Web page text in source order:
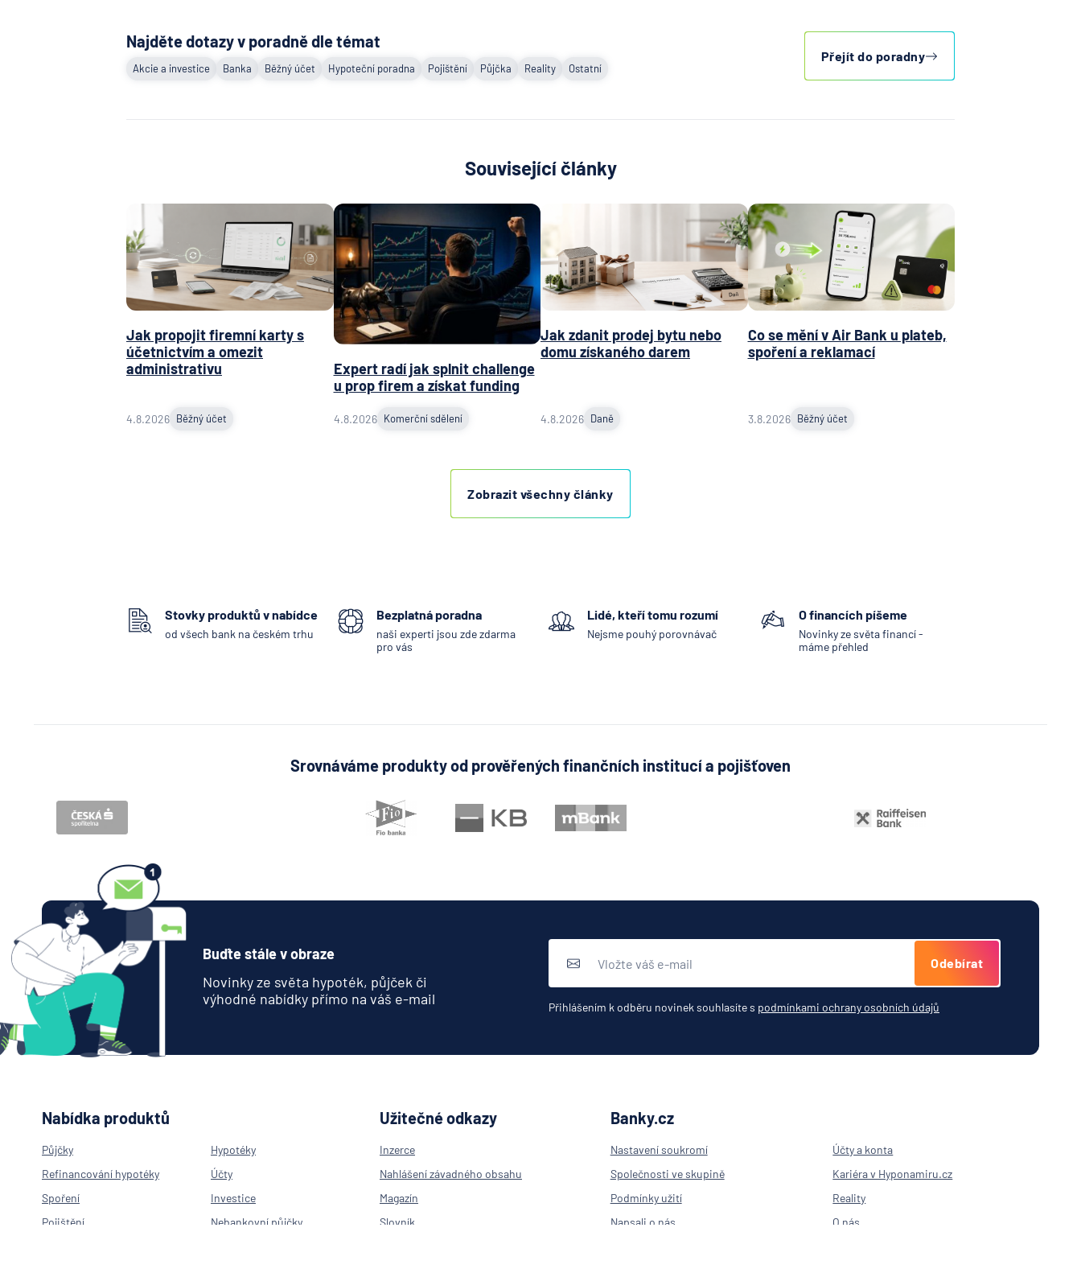
Najděte dotazy v poradně dle témat
Akcie a investice Banka Běžný účet Hypoteční poradna Pojištění Půjčka Reality Ostatní
Přejít do poradny
Související články
Jak propojit firemní karty s
účetnictvím a omezit
administrativu
4.8.2026 Běžný účet
Expert radí jak splnit challenge
u prop firem a získat funding
4.8.2026 Komerční sdělení
Jak zdanit prodej bytu nebo
domu získaného darem
4.8.2026 Daně
Co se mění v Air Bank u plateb,
spoření a reklamací
3.8.2026 Běžný účet
Zobrazit všechny články
Stovky produktů v nabídce
od všech bank na českém trhu
Bezplatná poradna
naši experti jsou zde zdarma
pro vás
Lidé, kteří tomu rozumí
Nejsme pouhý porovnávač
O financích píšeme
Novinky ze světa financí -
máme přehled
Srovnáváme produkty od prověřených finančních institucí a pojišťoven
Buďte stále v obraze
Novinky ze světa hypoték, půjček či
výhodné nabídky přímo na váš e-mail
Odebírat
Přihlášením k odběru novinek souhlasíte s podmínkami ochrany osobních údajů
Nabídka produktů
Půjčky
Hypotéky
Refinancování hypotéky
Účty
Spoření
Investice
Pojištění
Nebankovní půjčky
Užitečné odkazy
Inzerce
Nahlášení závadného obsahu
Magazín
Slovník
Banky.cz
Nastavení soukromí
Účty a konta
Společnosti ve skupině
Kariéra v Hyponamiru.cz
Podmínky užití
Reality
Napsali o nás
O nás